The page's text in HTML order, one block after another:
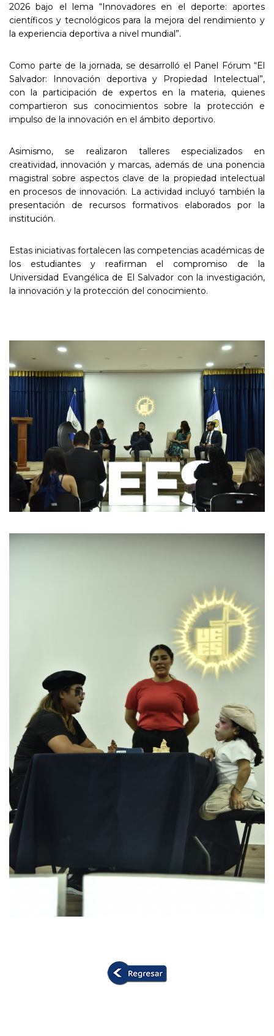
2026 bajo el lema “Innovadores en el deporte: aportes
científicos y tecnológicos para la mejora del rendimiento y
la experiencia deportiva a nivel mundial”.
Como parte de la jornada, se desarrolló el Panel Fórum “El
Salvador: Innovación deportiva y Propiedad Intelectual”,
con la participación de expertos en la materia, quienes
compartieron sus conocimientos sobre la protección e
impulso de la innovación en el ámbito deportivo.
Asimismo, se realizaron talleres especializados en
creatividad, innovación y marcas, además de una ponencia
magistral sobre aspectos clave de la propiedad intelectual
en procesos de innovación. La actividad incluyó también la
presentación de recursos formativos elaborados por la
institución.
Estas iniciativas fortalecen las competencias académicas de
los estudiantes y reafirman el compromiso de la
Universidad Evangélica de El Salvador con la investigación,
la innovación y la protección del conocimiento.